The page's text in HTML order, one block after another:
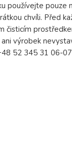
používejte pouze
chvíli. Před
čisticím
výrobek
52 345 31 06-